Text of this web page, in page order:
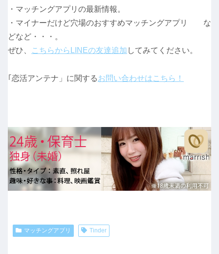
・マッチングアプリの最新情報。
・マイナーだけど穴場のおすすめマッチングアプリ な
どなど・・・。
ぜひ、
こちらからLINEの友達追加 してみてください。
｢恋活アンテナ」に関するお問い合わせはこちら！
マッチングアプリ Tinder